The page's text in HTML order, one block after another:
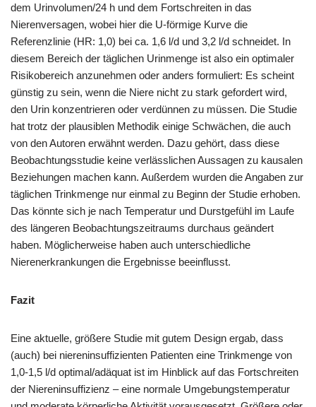
dem Urinvolumen/24 h und dem Fortschreiten in das
Nierenversagen, wobei hier die U-förmige Kurve die
Referenzlinie (HR: 1,0) bei ca. 1,6 l/d und 3,2 l/d schneidet. In
diesem Bereich der täglichen Urinmenge ist also ein optimaler
Risikobereich anzunehmen oder anders formuliert: Es scheint
günstig zu sein, wenn die Niere nicht zu stark gefordert wird,
den Urin konzentrieren oder verdünnen zu müssen. Die Studie
hat trotz der plausiblen Methodik einige Schwächen, die auch
von den Autoren erwähnt werden. Dazu gehört, dass diese
Beobachtungsstudie keine verlässlichen Aussagen zu kausalen
Beziehungen machen kann. Außerdem wurden die Angaben zur
täglichen Trinkmenge nur einmal zu Beginn der Studie erhoben.
Das könnte sich je nach Temperatur und Durstgefühl im Laufe
des längeren Beobachtungszeitraums durchaus geändert
haben. Möglicherweise haben auch unterschiedliche
Nierenerkrankungen die Ergebnisse beeinflusst.
Fazit
Eine aktuelle, größere Studie mit gutem Design ergab, dass
(auch) bei niereninsuffizienten Patienten eine Trinkmenge von
1,0-1,5 l/d optimal/adäquat ist im Hinblick auf das Fortschreiten
der Niereninsuffizienz – eine normale Umgebungstemperatur